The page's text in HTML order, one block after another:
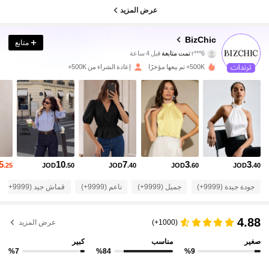
عرض المزيد
BizChic
4.91
r***6تمت متابعةقبل 4 ساعة
1.2M متابعون
4.91 1.2M متابعون
4.91 1.2M متابعون
4.91
4.91 1.2M متابعون
متابع
500K+ تم بيعها مؤخرًا إعادة الشراء من 500K+
JOD3.40
JOD3.60
JOD7.40
JOD10.50
.25
جودة جيدة (9999+) جميل (9999+) ناعم (9999+) قماش جيد (9999+)
4.88
(1000+) عرض المزيد
صغير
%9
مناسب
%84
كبير
%7